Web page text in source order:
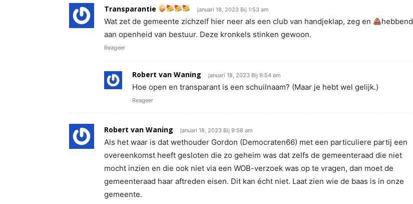
Transparantie januari 18, 2023 Bij 1:53 am
Wat zet de gemeente zichzelf hier neer als een club van handjeklap, zeg en
hebbend
aan openheid van bestuur. Deze kronkels stinken gewoon.
Reageer
Robert van Waning januari 18, 2023 Bij 9:54 am
Hoe open en transparant is een schuilnaam? (Maar je hebt wel gelijk.)
Reageer
Robert van Waning januari 18, 2023 Bij 9:58 am
Als het waar is dat wethouder Gordon (Democraten66) met een particuliere partij een
overeenkomst heeft gesloten die zo geheim was dat zelfs de gemeenteraad die niet
mocht inzien en die ook niet via een WOB-verzoek was op te vragen, dan moet de
gemeenteraad haar aftreden eisen. Dit kan écht niet. Laat zien wie de baas is in onze
gemeente.